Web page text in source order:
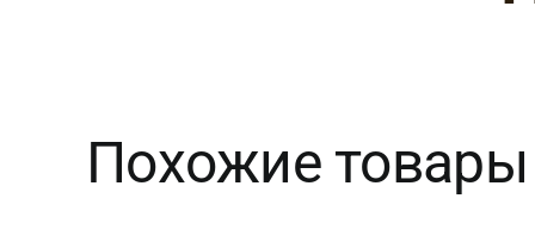
Похожие товары